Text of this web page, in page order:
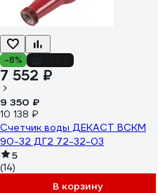
-8%
7 552 ₽
9 350 ₽
10 138 ₽
Счетчик воды ДЕКАСТ ВСКМ
90-32 ДГ2 72-32-03
5
(14)
В корзину